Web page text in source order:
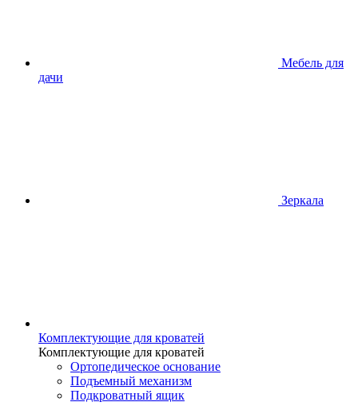
Мебель для
дачи
Зеркала
Комплектующие для кроватей
Комплектующие для кроватей
Ортопедическое основание
Подъемный механизм
Подкроватный ящик